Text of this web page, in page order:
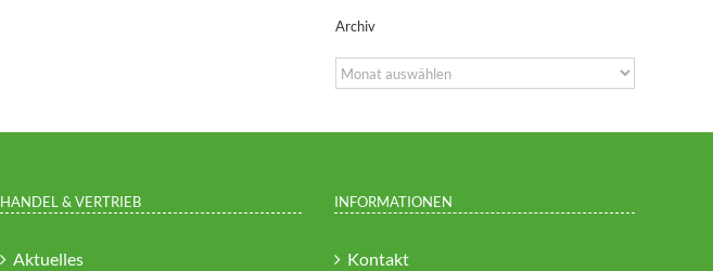
Archiv
Archiv
HANDEL & VERTRIEB
Aktuelles
INFORMATIONEN
Kontakt